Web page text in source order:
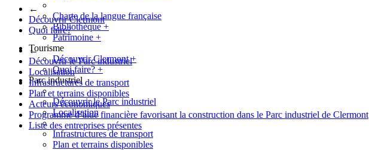
←
Découvrir Clermont
Quoi faire?
←
Découvrir le Parc industriel
Localisation
Infrastructures de transport
Plan et terrains disponibles
Acteurs économiques
Programme d’aide financière favorisant la construction dans le Parc industriel de Clermont
Liste des entreprises présentes
Charte de la langue française
Bibliothèque+
Patrimoine +
Tourisme
Découvrir Clermont+
Quoi faire? +
Parc industriel
Découvrir le Parc industriel
Localisation
Infrastructures de transport
Plan et terrains disponibles